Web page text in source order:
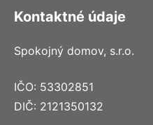
Kontaktné údaje
Spokojný domov, s.r.o.
IČO: 53302851
DIČ: 2121350132